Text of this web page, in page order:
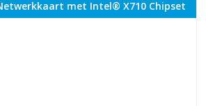
Netwerkkaart met Intel® X710 Chipset